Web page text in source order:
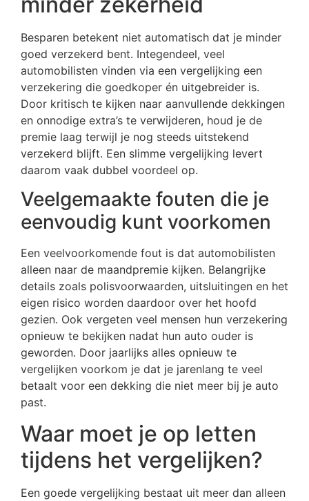
Besparen betekent niet automatisch dat je minder
goed verzekerd bent. Integendeel, veel
automobilisten vinden via een vergelijking een
verzekering die goedkoper én uitgebreider is.
Door kritisch te kijken naar aanvullende dekkingen
en onnodige extra’s te verwijderen, houd je de
premie laag terwijl je nog steeds uitstekend
verzekerd blijft. Een slimme vergelijking levert
daarom vaak dubbel voordeel op.
Veelgemaakte fouten die je
eenvoudig kunt voorkomen
Een veelvoorkomende fout is dat automobilisten
alleen naar de maandpremie kijken. Belangrijke
details zoals polisvoorwaarden, uitsluitingen en het
eigen risico worden daardoor over het hoofd
gezien. Ook vergeten veel mensen hun verzekering
opnieuw te bekijken nadat hun auto ouder is
geworden. Door jaarlijks alles opnieuw te
vergelijken voorkom je dat je jarenlang te veel
betaalt voor een dekking die niet meer bij je auto
past.
Waar moet je op letten
tijdens het vergelijken?
Een goede vergelijking bestaat uit meer dan alleen